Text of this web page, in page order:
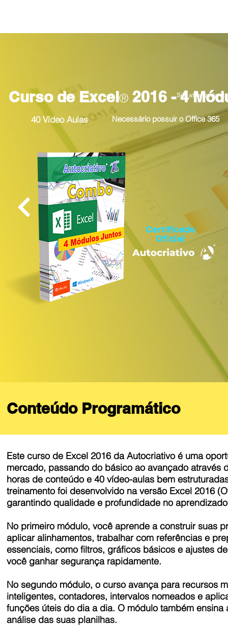
Curso de Excel® 2016 - 4
40 Vídeo Aulas Necessário possuir o Office 365
Certificado
Oficial
Conteúdo Programático
Este curso de Excel 2016 da Autocriativo é uma
mercado, passando do básico ao avançado através
horas de conteúdo e 40 vídeo-aulas bem
treinamento foi desenvolvido na versão Excel 2016
garantindo qualidade e profundidade no
No primeiro módulo, você aprende a construir suas
aplicar alinhamentos, trabalhar com referências e
essenciais, como filtros, gráficos básicos e ajustes
você ganhar segurança rapidamente.
No segundo módulo, o curso avança para recursos
inteligentes, contadores, intervalos nomeados e
funções úteis do dia a dia. O módulo também
análise das suas planilhas.
Site atualizado